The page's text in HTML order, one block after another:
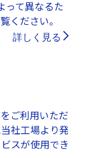
って異なるた
ください。
詳しく見る
ご利用いただ
社工場より発
スが使用でき